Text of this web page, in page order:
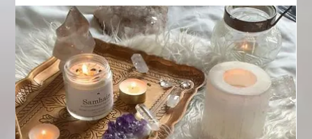
Spirituellcoach växer — inte bara som plattform, utan som
rörelse. Och nu är tiden kommen att öppna cirkeln för alla
som känner kallet att vara en del av den. Många har frågat
oss: “Hur går man med?” “Hur blir man vägledare?” “Hur
ansluter man sin studio eller sina ceremonier?” Svaret är lika
enkelt som det är intuitivt: Du följer energin – och du följer
länken. För healers, intuitiva, och ljusbärare: Gå med som
vägledare Om du är Tarotläsare, medium, coach, astrolog,
Reiki-h